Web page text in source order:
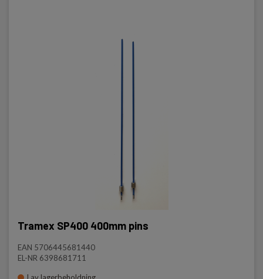
Tramex SP400 400mm pins
EAN 5706445681440
EL-NR 6398681711